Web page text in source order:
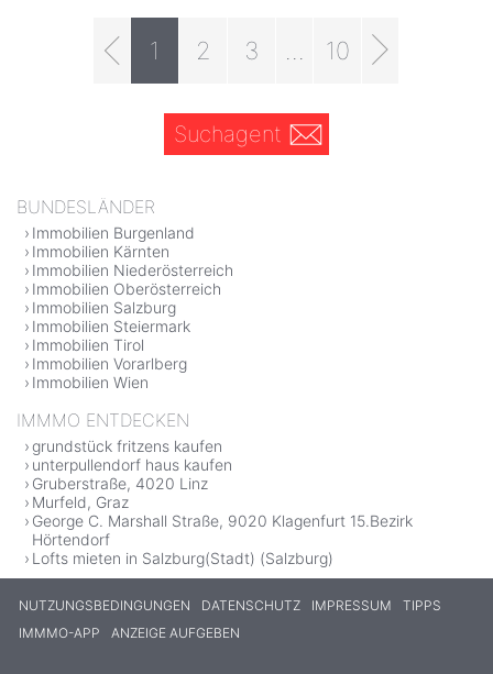
1 2 3 10
Suchagent
BUNDESLÄNDER
Immobilien Burgenland
Immobilien Kärnten
Immobilien Niederösterreich
Immobilien Oberösterreich
Immobilien Salzburg
Immobilien Steiermark
Immobilien Tirol
Immobilien Vorarlberg
Immobilien Wien
IMMMO ENTDECKEN
grundstück fritzens kaufen
unterpullendorf haus kaufen
Gruberstraße, 4020 Linz
Murfeld, Graz
George C. Marshall Straße, 9020 Klagenfurt 15.Bezirk
Hörtendorf
Lofts mieten in Salzburg(Stadt) (Salzburg)
NUTZUNGSBEDINGUNGEN DATENSCHUTZ IMPRESSUM
TIPPS
IMMMO-APP
ANZEIGE AUFGEBEN